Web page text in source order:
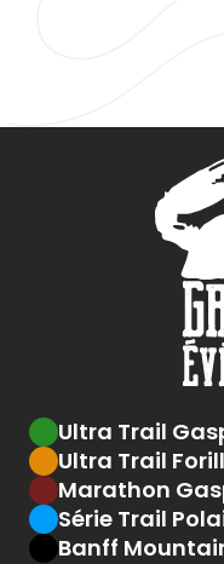
Ultra Trail
Ultra Trail
Marathon
Série Trail
Banff